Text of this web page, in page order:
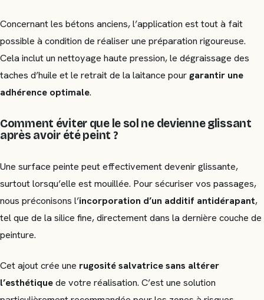
Concernant les bétons anciens, l’application est tout à fait
possible à condition de réaliser une préparation rigoureuse.
Cela inclut un nettoyage haute pression, le dégraissage des
taches d’huile et le retrait de la laitance pourgarantir une
adhérence optimale.
Comment éviter que le sol ne devienne glissant
après avoir été peint ?
Une surface peinte peut effectivement devenir glissante,
surtout lorsqu’elle est mouillée. Pour sécuriser vos passages,
nous préconisons l’incorporation d’un additif antidérapant,
tel que de la silice fine, directement dans la dernière couche de
peinture.
Cet ajout crée une rugosité salvatrice sans altérer
l’esthétiquede votre réalisation. C’est une solution